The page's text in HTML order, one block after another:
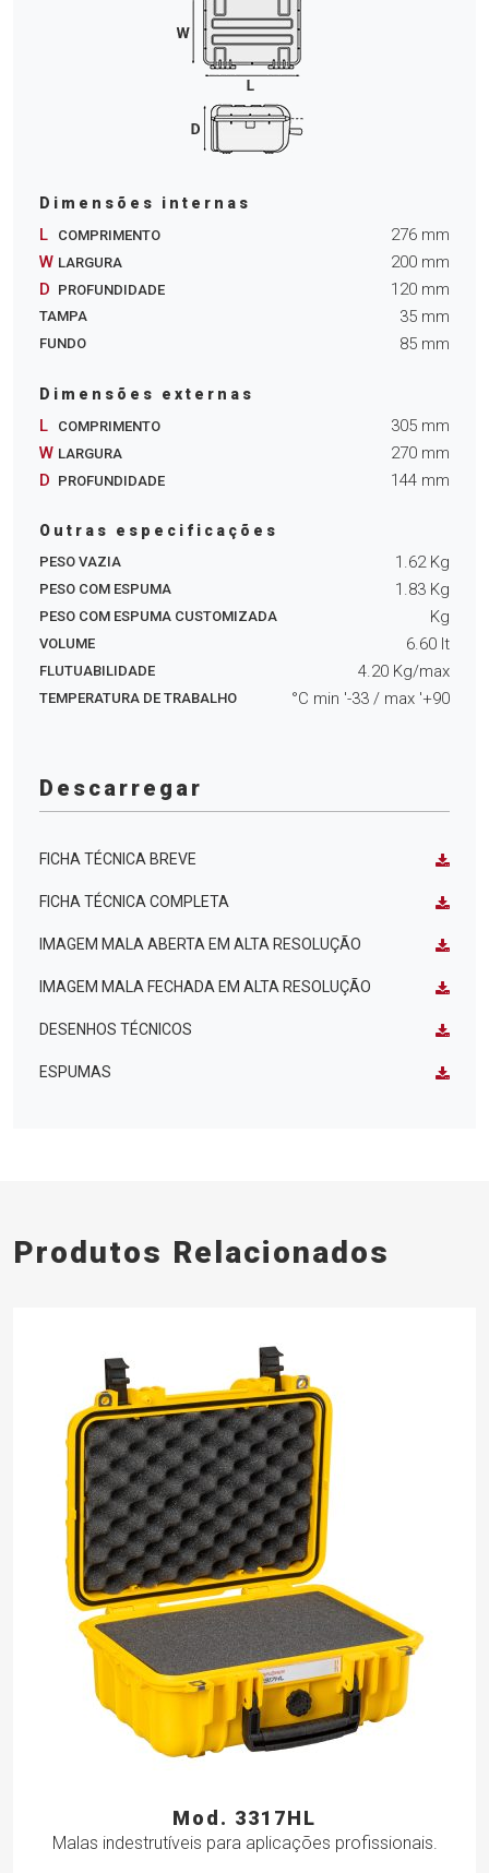
Dimensões internas
L COMPRIMENTO 276 mm
W LARGURA 200 mm
D PROFUNDIDADE 120 mm
TAMPA 35 mm
FUNDO 85 mm
Dimensões externas
L COMPRIMENTO 305 mm
W LARGURA 270 mm
D PROFUNDIDADE 144 mm
Outras especificações
PESO VAZIA 1.62Kg
PESO COM ESPUMA 1.83 Kg
PESO COM ESPUMA CUSTOMIZADA Kg
VOLUME 6.60 lt
FLUTUABILIDADE 4.20 Kg/max
TEMPERATURA DE TRABALHO °C min '-33 / max '+90
Descarregar
FICHA TÉCNICA BREVE
FICHA TÉCNICA COMPLETA
IMAGEM MALA ABERTA EM ALTA RESOLUÇÃO
IMAGEM MALA FECHADA EM ALTA RESOLUÇÃO
DESENHOS TÉCNICOS
ESPUMAS
Produtos Relacionados
Mod. 3317HL
Malas indestrutíveis para aplicações profissionais.